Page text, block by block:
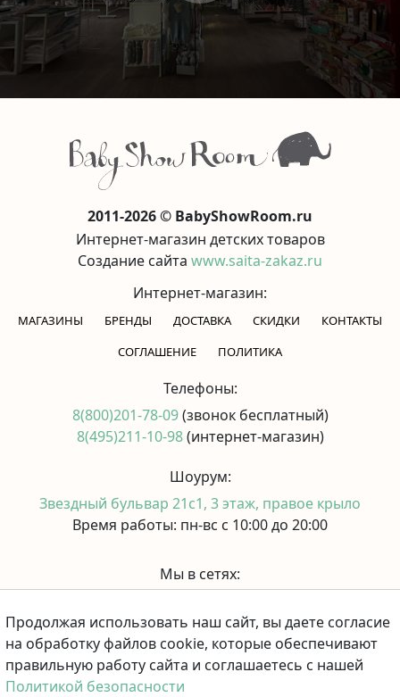
2011-2026 © BabyShowRoom.ru
Интернет-магазин детских товаров
Создание сайта www.saita-zakaz.ru
Интернет-магазин:
МАГАЗИНЫ БРЕНДЫ ДОСТАВКА СКИДКИ
КОНТАКТЫ
CОГЛАШЕНИЕ
ПОЛИТИКА
Телефоны:
8(800)201-78-09(звонок бесплатный)
8(495)211-10-98(интернет-магазин)
Шоурум:
Звездный бульвар 21с1, 3 этаж, правое крыло
Время работы: пн-вс с 10:00 до 20:00
Мы в сетях:
Принимаем к оплате:
Продолжая использовать наш сайт, вы даете согласие
на обработку файлов cookie, которые обеспечивают
правильную работу сайта и соглашаетесь с нашей
Политикой безопасности